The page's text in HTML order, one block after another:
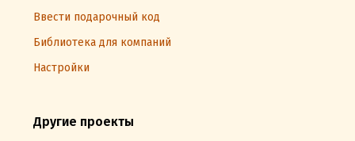
Ввести подарочный код
Библиотека для компаний
Настройки
Другие проекты